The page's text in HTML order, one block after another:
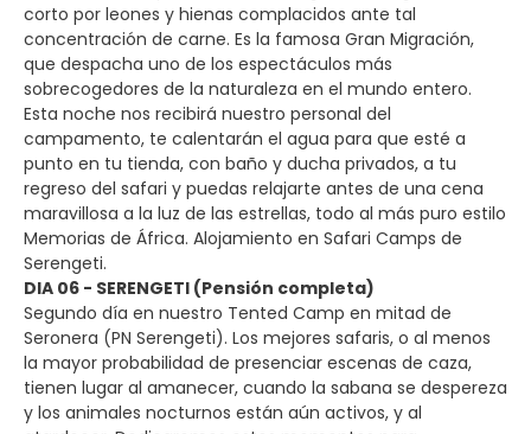
corto por leones y hienas complacidos ante tal
concentración de carne. Es la famosa Gran Migración,
que despacha uno de los espectáculos más
sobrecogedores de la naturaleza en el mundo entero.
Esta noche nos recibirá nuestro personal del
campamento, te calentarán el agua para que esté a
punto en tu tienda, con baño y ducha privados, a tu
regreso del safari y puedas relajarte antes de una cena
maravillosa a la luz de las estrellas, todo al más puro estilo
Memorias de África. Alojamiento en Safari Camps de
Serengeti.
DIA 06 - SERENGETI (Pensión completa)
Segundo día en nuestro Tented Camp en mitad de
Seronera (PN Serengeti). Los mejores safaris, o al menos
la mayor probabilidad de presenciar escenas de caza,
tienen lugar al amanecer, cuando la sabana se despereza
y los animales nocturnos están aún activos, y al